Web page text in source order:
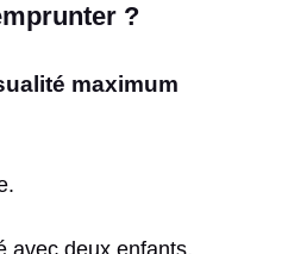
?
maximum